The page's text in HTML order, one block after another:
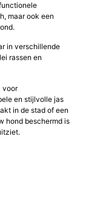
maar ook een
in verschillende
rassen en
voor
en stijlvolle jas
in de stad of een
hond beschermd is